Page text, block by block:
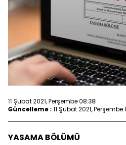
11 Şubat 2021, Perşembe 08:38
Güncelleme : 11 Şubat 2021, Perşembe
YASAMA BÖLÜMÜ